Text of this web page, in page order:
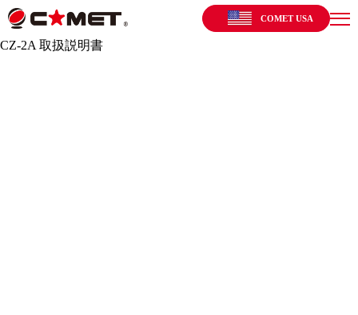
COMET USA
CZ-2A 取扱説明書